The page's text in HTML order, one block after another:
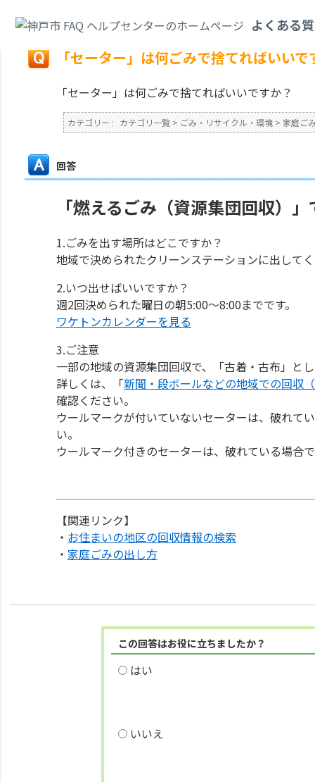
よくある
戻る
「セーター」は何ごみで捨てればいいで
「セーター」は何ごみで捨てればいいですか？
カテゴリー : カテゴリ一覧 > ごみ・リサイクル・環境 > 家庭ご
回答
「燃えるごみ（資源集団回収）」
1.ごみを出す場所はどこですか？
地域で決められたクリーンステーションに出して
2.いつ出せばいいですか？
週2回決められた曜日の朝5:00～8:00までです。
ワケトンカレンダーを見る
3.ご注意
一部の地域の資源集団回収で、「古着・古布」と
詳しくは、「新聞・段ボールなどの地域での回収
確認ください。
ウールマークが付いていないセーターは、破れて
い。
ウールマーク付きのセーターは、破れている場合
【関連リンク】
・ お住まいの地区の回収情報の検索
・ 家庭ごみの出し方
この回答はお役に立ちましたか？
はい
いいえ